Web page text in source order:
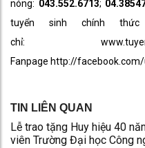
nóng: 043.552.6713;
tuyển sinh chính
chỉ:
Fanpage http://
TIN LIÊN QUAN
Lễ trao tặng Huy hiệu 40
viên Trường Đại học Công